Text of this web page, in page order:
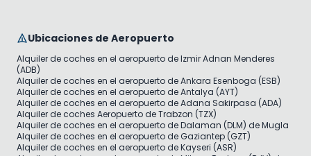
Ubicaciones de Aeropuerto
Alquiler de coches en el aeropuerto de Izmir Adnan Menderes
(ADB)
Alquiler de coches en el aeropuerto de Ankara Esenboga (ESB)
Alquiler de coches en el aeropuerto de Antalya (AYT)
Alquiler de coches en el aeropuerto de Adana Sakirpasa (ADA)
Alquiler de coches Aeropuerto de Trabzon (TZX)
Alquiler de coches en el aeropuerto de Dalaman (DLM) de Mugla
Alquiler de coches en el aeropuerto de Gaziantep (GZT)
Alquiler de coches en el aeropuerto de Kayseri (ASR)